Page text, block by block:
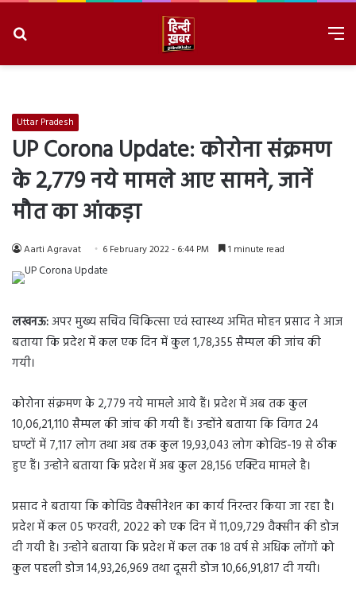
Uttar Pradesh
UP Corona Update: कोरोना संक्रमण
के 2,779 नये मामले आए सामने, जानें
मौत का आंकड़ा
Aarti Agravat 6 February 2022 - 6:44 PM 1 minute read
लखनऊ:अपर मुख्य सचिव चिकित्सा एवं स्वास्थ्य अमित मोहन प्रसाद ने आज
बताया कि प्रदेश में कल एक दिन में कुल 1,78,355 सैम्पल की जांच की
गयी।
कोरोना संक्रमण के 2,779 नये मामले आये हैं। प्रदेश में अब तक कुल
10,06,21,110 सैम्पल की जांच की गयी हैं। उन्होंने बताया कि विगत 24
घण्टों में 7,117 लोग तथा अब तक कुल 19,93,043 लोग कोविड-19 से ठीक
हुए हैं। उन्होने बताया कि प्रदेश में अब कुल 28,156 एक्टिव मामले है।
प्रसाद ने बताया कि कोविड वैक्सीनेशन का कार्य निरन्तर किया जा रहा है।
प्रदेश में कल 05 फरवरी, 2022 को एक दिन में 11,09,729 वैक्सीन की डोज
दी गयी है। उन्होने बताया कि प्रदेश में कल तक 18 वर्ष से अधिक लोंगों को
कुल पहली डोज 14,93,26,969 तथा दूसरी डोज 10,66,91,817 दी गयी।